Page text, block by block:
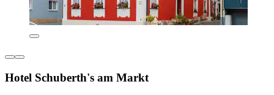
Hotel Schuberth's am Markt